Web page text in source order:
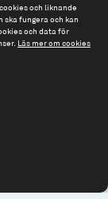
och liknande
fungera och kan
och data för
Läs mer om cookies